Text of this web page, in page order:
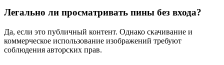
Легально ли просматривать пины без входа?
Да, если это публичный контент. Однако скачивание и
коммерческое использование изображений требуют
соблюдения авторских прав.